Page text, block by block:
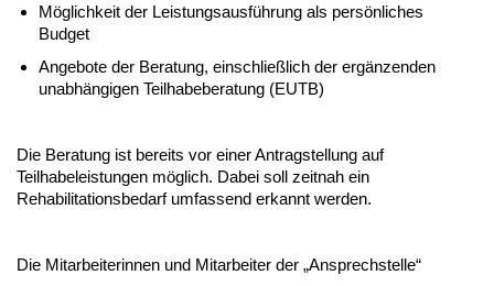
Möglichkeit der Leistungsausführung als persönliches
Budget
Angebote der Beratung, einschließlich der ergänzenden
unabhängigen Teilhabeberatung (EUTB)
Die Beratung ist bereits vor einer Antragstellung auf
Teilhabeleistungen möglich. Dabei soll zeitnah ein
Rehabilitationsbedarf umfassend erkannt werden.
Die Mitarbeiterinnen und Mitarbeiter der „Ansprechstelle“